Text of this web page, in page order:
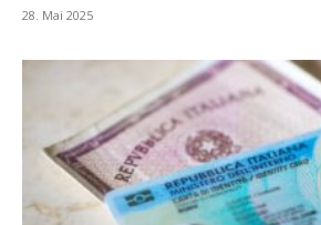
28. Mai 2025